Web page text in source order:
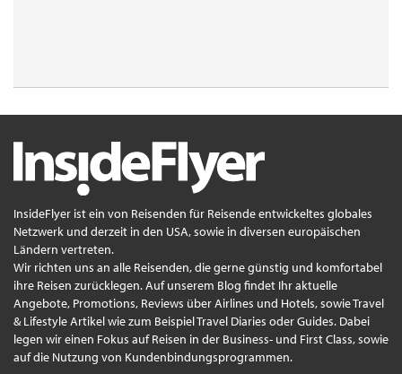
InsideFlyer ist ein von Reisenden für Reisende entwickeltes globales
Netzwerk und derzeit in den USA, sowie in diversen europäischen
Ländern vertreten.
Wir richten uns an alle Reisenden, die gerne günstig und komfortabel
ihre Reisen zurücklegen. Auf unserem Blog findet Ihr aktuelle
Angebote, Promotions, Reviews über Airlines und Hotels, sowie Travel
& Lifestyle Artikel wie zum Beispiel Travel Diaries oder Guides. Dabei
legen wir einen Fokus auf Reisen in der Business- und First Class, sowie
auf die Nutzung von Kundenbindungsprogrammen.